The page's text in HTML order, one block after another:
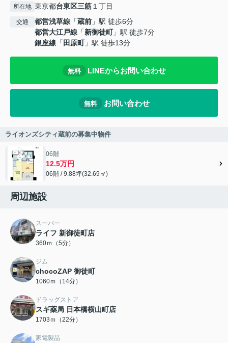
所在地 東京都台東区三筋１丁目
交通 都営浅草線 「蔵前 」駅 徒歩6分
都営大江戸線 「新御徒町」駅 徒歩7分
銀座線 「 田原町」駅 徒歩13分
無料 LINEからお問い合わせ
無料 お問い合わせ
ライオンズシティ蔵前の募集中物件
06階
12.5万円
06階 / 9.88坪(32.69㎡)
周辺施設
スーパー
ライフ 新御徒町店
360ｍ（5分）
ジム
chocoZAP 御徒町
1060ｍ（14分）
ドラッグストア
スギ薬局 日本橋横山町店
1703ｍ（22分）
家電製品